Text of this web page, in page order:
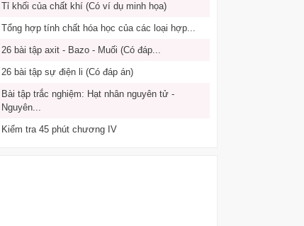
Tỉ khối của chất khí (Có ví dụ minh họa)
Tổng hợp tính chất hóa học của các loại hợp...
26 bài tập axit - Bazo - Muối (Có đáp...
26 bài tập sự điện li (Có đáp án)
Bài tập trắc nghiệm: Hạt nhân nguyên tử -
Nguyên...
Kiểm tra 45 phút chương IV